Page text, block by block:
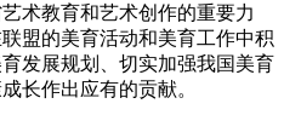
术教育和艺术创作的重要力
盟的美育活动和美育工作中积
发展规划、切实加强我国美育
长作出应有的贡献。